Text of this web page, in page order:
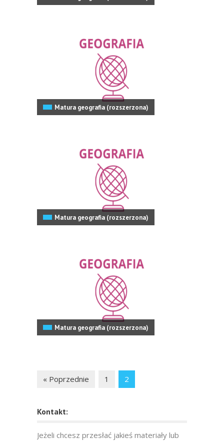
Matura geografia (rozszerzona)
Matura geografia (rozszerzona)
Matura geografia (rozszerzona)
« Poprzednie 1 2
Kontakt:
Jeżeli chcesz przesłać jakieś materiały lub